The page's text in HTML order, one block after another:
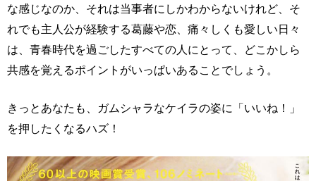
な感じなのか、それは当事者にしかわからないけれど、そ
れでも主人公が経験する葛藤や恋、痛々しくも愛しい日々
は、青春時代を過ごしたすべての人にとって、どこかしら
共感を覚えるポイントがいっぱいあることでしょう。
きっとあなたも、ガムシャラなケイラの姿に「いいね！」
を押したくなるハズ！